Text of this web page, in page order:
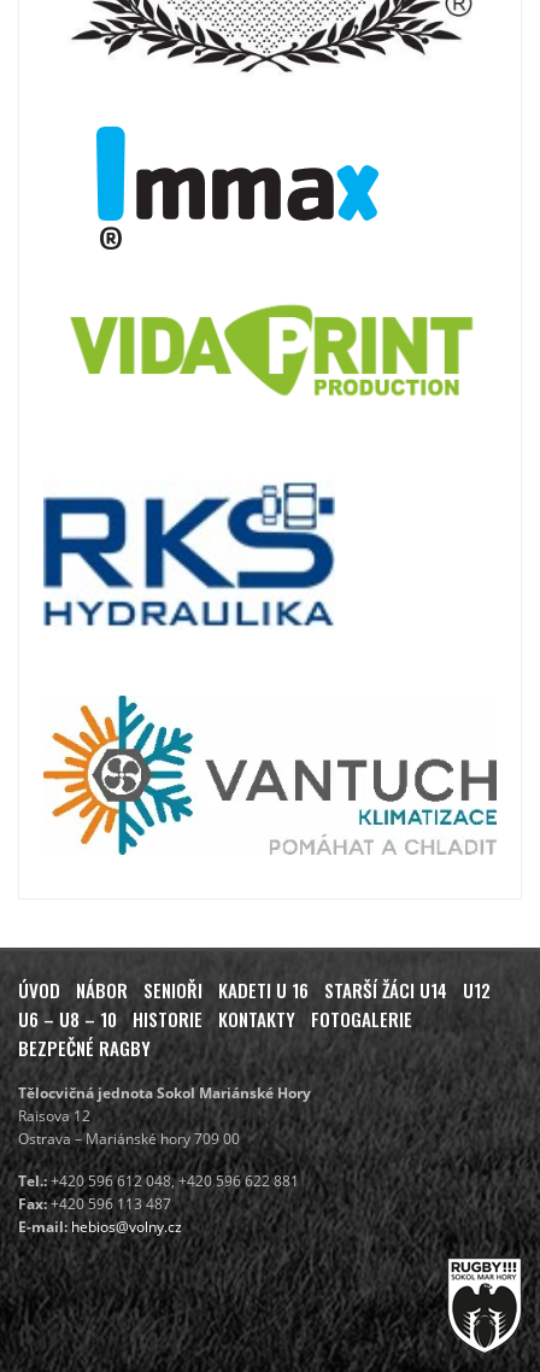
ÚVOD NÁBOR SENIOŘI KADETI U 16 STARŠÍ ŽÁCI U14
U12
U6 – U8 – 10 HISTORIE KONTAKTY
FOTOGALERIE
BEZPEČNÉ RAGBY
Tělocvičná jednota Sokol Mariánské Hory
Raisova 12
Ostrava – Mariánské hory 709 00
Tel.:+420 596 612 048, +420 596 622 881
Fax:+420 596 113 487
E-mail:hebios@volny.cz